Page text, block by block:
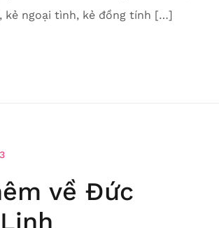
kẻ ngoại tình, kẻ đồng tính […]
về Đức